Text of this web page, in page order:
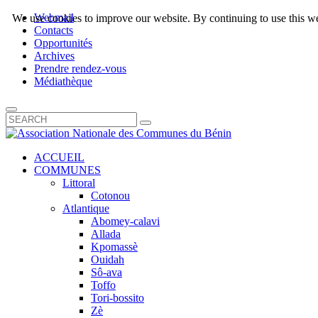
Webmail
Contacts
Opportunités
Archives
Prendre rendez-vous
Médiathèque
ACCUEIL
COMMUNES
Littoral
Cotonou
Atlantique
Abomey-calavi
Allada
Kpomassè
Ouidah
Sô-ava
Toffo
Tori-bossito
Zè
We use cookies to improve our website. By continuing to use this